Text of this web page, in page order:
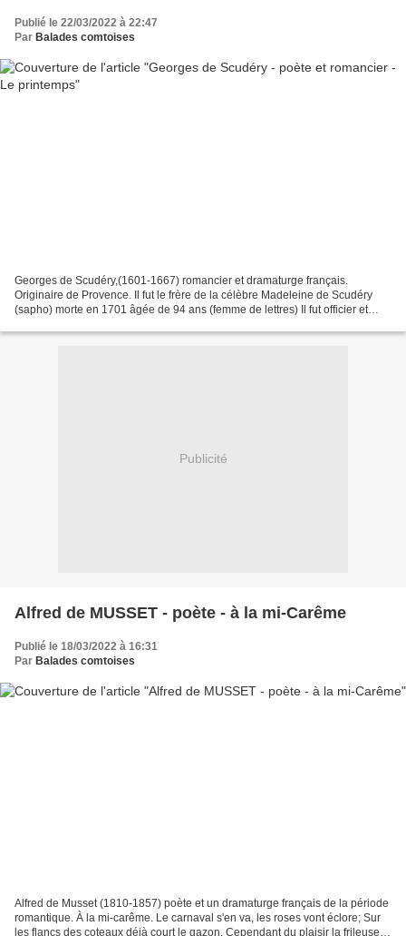
Publié le 22/03/2022 à 22:47
Par Balades comtoises
Georges de Scudéry,(1601-1667) romancier et dramaturge français.
Originaire de Provence. Il fut le frère de la célèbre Madeleine de Scudéry
(sapho) morte en 1701 âgée de 94 ans (femme de lettres) Il fut officier et
Publicité
Alfred de MUSSET - poète - à la mi-Carême
Publié le 18/03/2022 à 16:31
Par Balades comtoises
Alfred de Musset (1810-1857) poète et un dramaturge français de la période
romantique. À la mi-carême. Le carnaval s'en va, les roses vont éclore; Sur
les flancs des coteaux déjà court le gazon. Cependant du plaisir la frileuse